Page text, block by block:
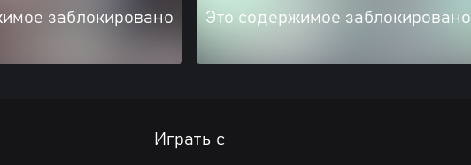
заблокировано Это содержимое заблокировано
Играть с